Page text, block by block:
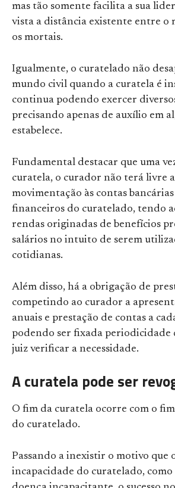
mas tão somente facilita a sua
vista a distância existente entre o
os mortais.
Igualmente, o curatelado não
mundo civil quando a curatela é
continua podendo exercer
precisando apenas de auxílio em
estabelece.
Fundamental destacar que uma
curatela, o curador não terá livre
movimentação às contas bancárias
financeiros do curatelado, tendo
rendas originadas de benefícios
salários no intuito de serem
cotidianas.
Além disso, há a obrigação de
competindo ao curador a
anuais e prestação de contas a
podendo ser fixada periodicidade
juiz verificar a necessidade.
A curatela pode ser
O fim da curatela ocorre com o
do curatelado.
Passando a inexistir o motivo que
incapacidade do curatelado, como